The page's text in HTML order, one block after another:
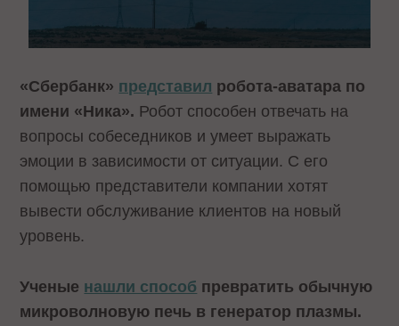
«Сбербанк» представил робота-аватара по
имени «Ника». Робот способен отвечать на
вопросы собеседников и умеет выражать
эмоции в зависимости от ситуации. С его
помощью представители компании хотят
вывести обслуживание клиентов на новый
уровень.
Ученые нашли способ превратить обычную
микроволновую печь в генератор плазмы.